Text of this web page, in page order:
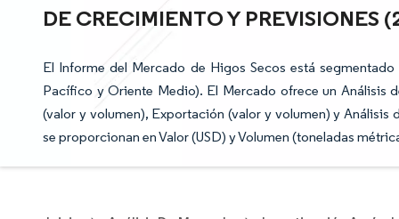
DE CRECIMIENTO Y PREVISIONES
El Informe del Mercado de Higos Secos está
Pacífico y Oriente Medio). El Mercado ofrece un Análisis
(valor y volumen), Exportación (valor y volumen) y Análisis
se proporcionan en Valor (USD) y Volumen (toneladas